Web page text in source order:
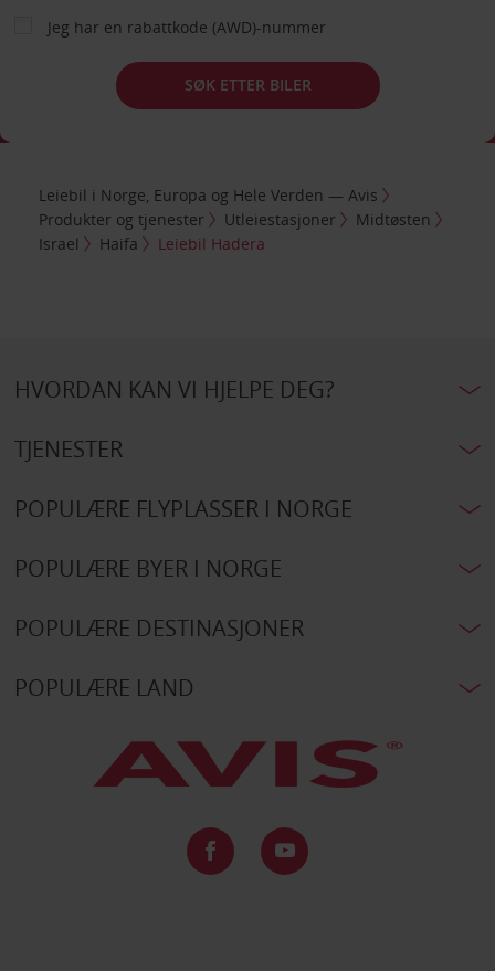
Jeg har en rabattkode (AWD)-nummer
SØK ETTER BILER
Leiebil i Norge, Europa og Hele Verden — Avis
Produkter og tjenester
Utleiestasjoner
Midtøsten
Israel
Haifa Leiebil Hadera
HVORDAN KAN VI HJELPE DEG?
TJENESTER
POPULÆRE FLYPLASSER I NORGE
POPULÆRE BYER I NORGE
POPULÆRE DESTINASJONER
POPULÆRE LAND